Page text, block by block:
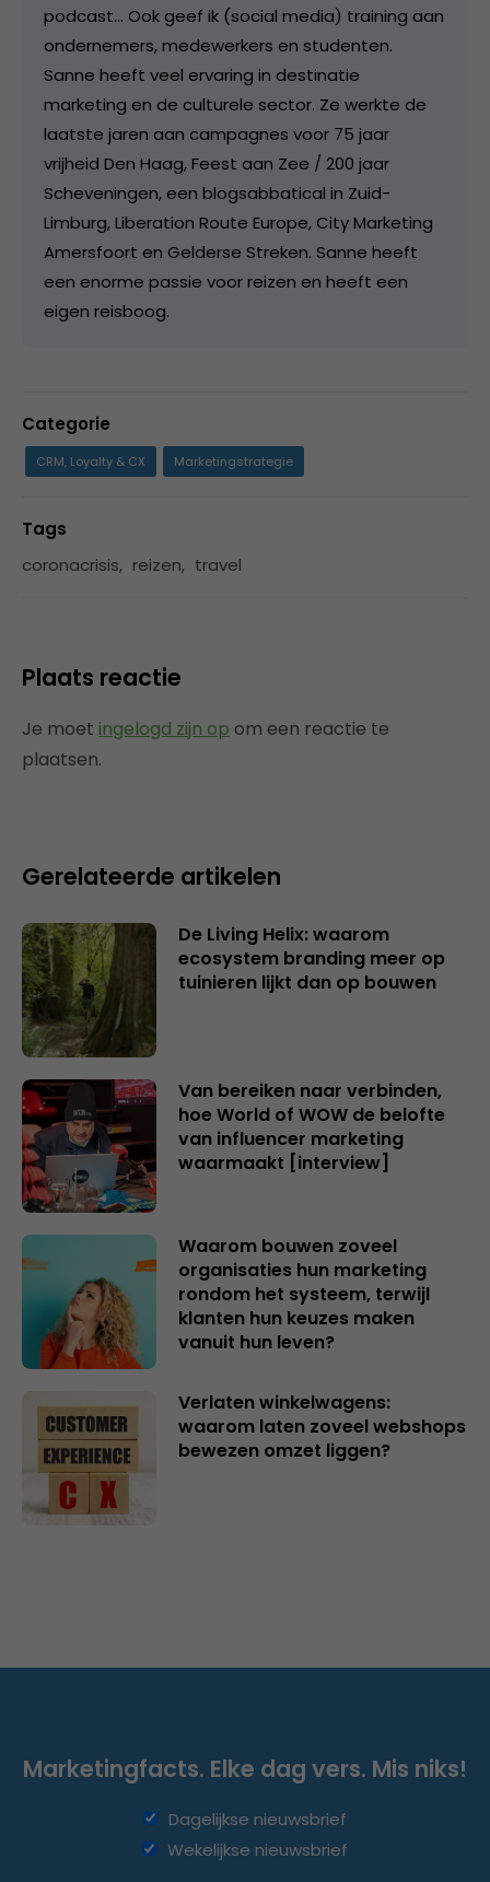
podcast... Ook geef ik (social media) training aan
ondernemers, medewerkers en studenten.
Sanne heeft veel ervaring in destinatie
marketing en de culturele sector. Ze werkte de
laatste jaren aan campagnes voor 75 jaar
vrijheid Den Haag, Feest aan Zee / 200 jaar
Scheveningen, een blogsabbatical in Zuid-
Limburg, Liberation Route Europe, City Marketing
Amersfoort en Gelderse Streken. Sanne heeft
een enorme passie voor reizen en heeft een
eigen reisboog.
Categorie
CRM, Loyalty & CX Marketingstrategie
Tags
coronacrisis, reizen, travel
Plaats reactie
Je moet ingelogd zijn op om een reactie te
plaatsen.
Gerelateerde artikelen
De Living Helix: waarom
ecosystem branding meer op
tuinieren lijkt dan op bouwen
Van bereiken naar verbinden,
hoe World of WOW de belofte
van influencer marketing
waarmaakt [interview]
Waarom bouwen zoveel
organisaties hun marketing
rondom het systeem, terwijl
klanten hun keuzes maken
vanuit hun leven?
Verlaten winkelwagens:
waarom laten zoveel webshops
bewezen omzet liggen?
Marketingfacts. Elke dag vers. Mis niks!
Dagelijkse nieuwsbrief
Wekelijkse nieuwsbrief